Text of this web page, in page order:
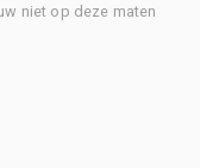
niet op deze maten